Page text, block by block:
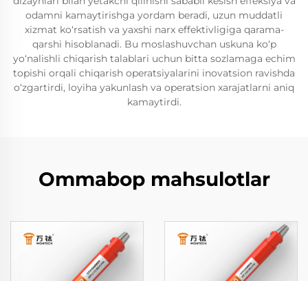
odamni kamaytirishga yordam beradi, uzun muddatli
xizmat ko‘rsatish va yaxshi narx effektivligiga qarama-
qarshi hisoblanadi. Bu moslashuvchan uskuna ko‘p
yo‘nalishli chiqarish talablari uchun bitta sozlamaga echim
topishi orqali chiqarish operatsiyalarini inovatsion ravishda
o‘zgartirdi, loyiha yakunlash va operatsion xarajatlarni aniq
kamaytirdi.
Ommabop mahsulotlar